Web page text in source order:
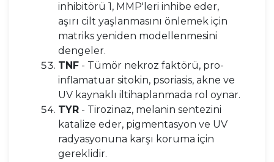
inhibitörü 1, MMP'leri inhibe eder,
aşırı cilt yaşlanmasını önlemek için
matriks yeniden modellenmesini
dengeler.
TNF - Tümör nekroz faktörü, pro-
inflamatuar sitokin, psoriasis, akne ve
UV kaynaklı iltihaplanmada rol oynar.
TYR - Tirozinaz, melanin sentezini
katalize eder, pigmentasyon ve UV
radyasyonuna karşı koruma için
gereklidir.